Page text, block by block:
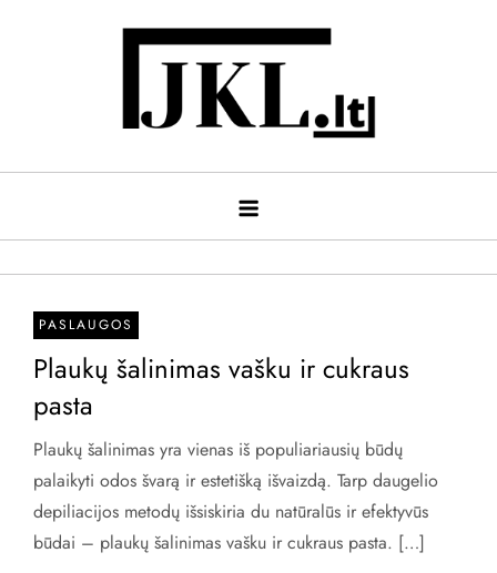
jkl.lt
Gyvenimo ir būdo žurnalas
PASLAUGOS
Plaukų šalinimas vašku ir cukraus
pasta
Plaukų šalinimas yra vienas iš populiariausių būdų
palaikyti odos švarą ir estetišką išvaizdą. Tarp daugelio
depiliacijos metodų išsiskiria du natūralūs ir efektyvūs
būdai – plaukų šalinimas vašku ir cukraus pasta. […]